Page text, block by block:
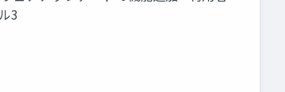
3